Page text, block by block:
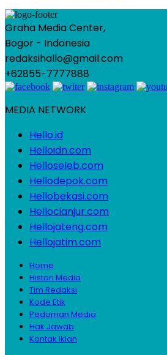
Graha Media Center,
Bogor - Indonesia
redaksihallo@gmail.com
+62855-7777888
MEDIA NETWORK
Hello.id
Helloidn.com
Helloseleb.com
Hellodepok.com
Hellobekasi.com
Hellocianjur.com
Hellojateng.com
Hellojatim.com
Home
Histori Media
Tim Redaksi
Kode Etik
Pedoman Media
Hak Jawab
Kontak Iklan